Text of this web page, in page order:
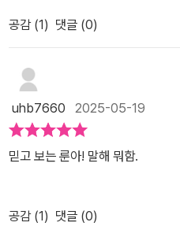
공감 (1) 댓글 (0)
uhb7660 2025-05-19
믿고 보는 룬아! 말해 뭐함.
공감 (1) 댓글 (0)